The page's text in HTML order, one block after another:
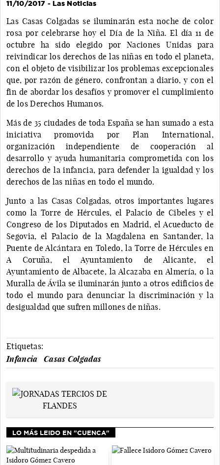
11/10/2017 - Las Noticias
Las Casas Colgadas se iluminarán esta noche de color
rosa por celebrarse hoy el Día de la Niña. El día 11 de
octubre ha sido elegido por Naciones Unidas para
reivindicar los derechos de las niñas en todo el planeta,
con el objeto de visibilizar los problemas excepcionales
que, por razón de género, confrontan a diario, y con el
fin de abordar los desafíos y promover el cumplimiento
de los Derechos Humanos.
Más de 35 ciudades de toda España se han sumado a esta
iniciativa promovida por Plan International,
organización independiente de cooperación al
desarrollo y ayuda humanitaria comprometida con los
derechos de la infancia, para defender la igualdad y los
derechos de las niñas en todo el mundo.
Junto a las Casas Colgadas, otros importantes lugares
como la Torre de Hércules, el Palacio de Cibeles y el
Congreso de los Diputados en Madrid, el Acueducto de
Segovia, el Palacio de la Magdalena en Santander, la
Puente de Alcántara en Toledo, la Torre de Hércules en
A Coruña, el Ayuntamiento de Alicante, el
Ayuntamiento de Albacete, la Alcazaba en Almería, o la
Muralla de Ávila se iluminarán junto a otros edificios de
todo el mundo para denunciar la discriminación y la
desigualdad que sufren millones de niñas.
Etiquetas:
Infancia
Casas Colgadas
LO MÁS LEIDO EN "CUENCA"